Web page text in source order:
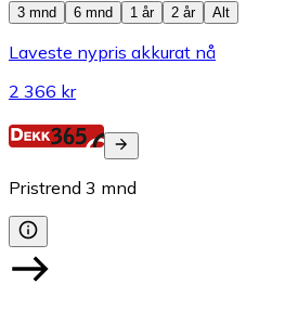
3 mnd
6 mnd 1 år 2 år Alt
Laveste nypris akkurat nå
2 366 kr
Pristrend 3 mnd